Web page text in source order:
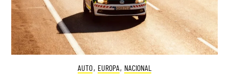
AUTO, EUROPA, NACIONAL